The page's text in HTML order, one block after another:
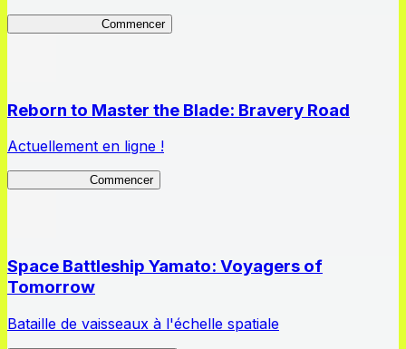
Commencer
Reborn to Master the Blade: Bravery Road
Actuellement en ligne !
Commencer
Space Battleship Yamato: Voyagers of
Tomorrow
Bataille de vaisseaux à l'échelle spatiale